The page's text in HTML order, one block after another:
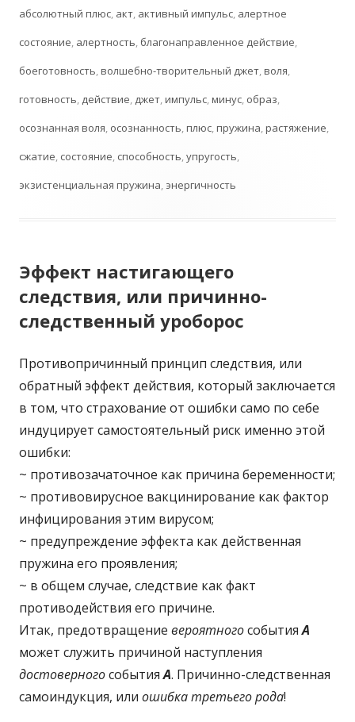
абсолютный плюс, акт, активный импульс, алертное
состояние, алертность, благонаправленное действие,
боеготовность,волшебно-творительный джет,воля,
готовность, действие, джет,импульс,минус, образ,
осознанная воля, осознанность,плюс,пружина,растяжение,
сжатие, состояние, способность,упругость,
экзистенциальная пружина, энергичность
Эффект настигающего
следствия, или причинно-
следственный уроборос
Противопричинный принцип следствия, или
обратный эффект действия, который заключается
в том, что страхование от ошибки само по себе
индуцирует самостоятельный риск именно этой
ошибки:
~ противозачаточное как причина беременности;
~ противовирусное вакцинирование как фактор
инфицирования этим вирусом;
~ предупреждение эффекта как действенная
пружина его проявления;
~ в общем случае, следствие как факт
противодействия его причине.
Итак, предотвращение вероятногособытияА
может служить причиной наступления
достоверногособытияА. Причинно-следственная
самоиндукция, или ошибка третьего рода!